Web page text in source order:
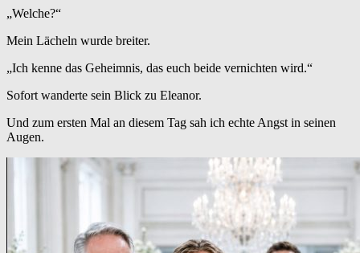
„Welche?“
Mein Lächeln wurde breiter.
„Ich kenne das Geheimnis, das euch beide vernichten wird.“
Sofort wanderte sein Blick zu Eleanor.
Und zum ersten Mal an diesem Tag sah ich echte Angst in seinen
Augen.